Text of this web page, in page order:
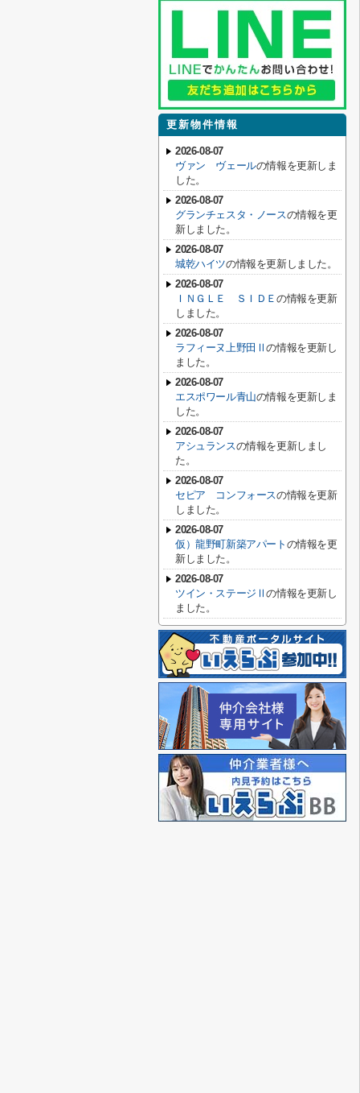
更新物件情報
2026-08-07
ヴァン ヴェールの情報を更新しま
した。
2026-08-07
グランチェスタ・ノースの情報を更
新しました。
2026-08-07
城乾ハイツの情報を更新しました。
2026-08-07
ＩＮＧＬＥ ＳＩＤＥの情報を更新
しました。
2026-08-07
ラフィーヌ上野田Ⅱの情報を更新し
ました。
2026-08-07
エスポワール青山の情報を更新しま
した。
2026-08-07
アシュランスの情報を更新しまし
た。
2026-08-07
セピア コンフォースの情報を更新
しました。
2026-08-07
仮）龍野町新築アパート の情報を更
新しました。
2026-08-07
ツイン・ステージⅡの情報を更新し
ました。